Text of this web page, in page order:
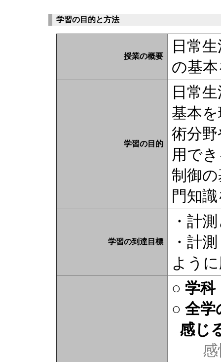
学習の目的と方法
授業の概要
日常
の基
学習の目的
日常
基本
術分
用で
制御
門知
学習の到達目標
・計
・計
よう
○ 学科
○ 全学
感じ
感